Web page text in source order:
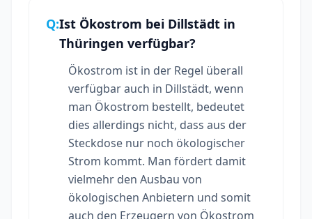
Q:Ist Ökostrom bei Dillstädt in
Thüringen verfügbar?
Ökostrom ist in der Regel überall
verfügbar auch in Dillstädt, wenn
man Ökostrom bestellt, bedeutet
dies allerdings nicht, dass aus der
Steckdose nur noch ökologischer
Strom kommt. Man fördert damit
vielmehr den Ausbau von
ökologischen Anbietern und somit
auch den Erzeugern von Ökostrom